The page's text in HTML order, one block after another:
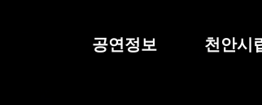
공연정보 천안시